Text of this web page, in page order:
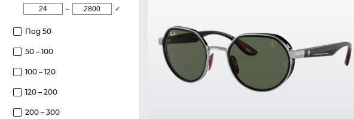
– ✓
Под 50
50 – 100
100 – 120
120 – 200
200 – 300